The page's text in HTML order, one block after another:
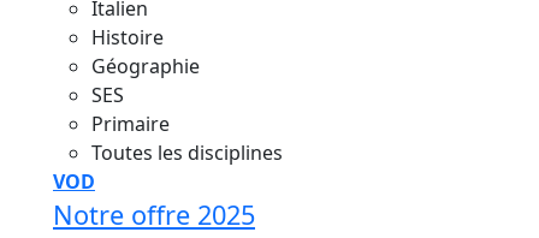
Italien
Histoire
Géographie
SES
Primaire
Toutes les disciplines
VOD
Notre offre 2025